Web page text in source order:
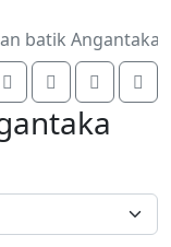
batik Angantaka”
Search Account